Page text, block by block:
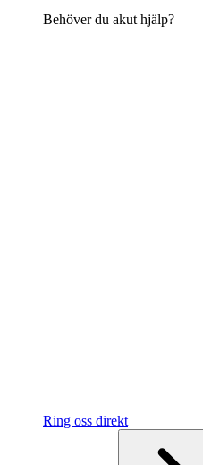
Behöver du akut hjälp?
Ring oss direkt